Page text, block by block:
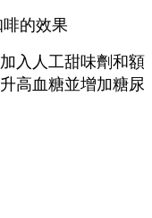
的效果
入人工甜味劑和額
高血糖並增加糖尿